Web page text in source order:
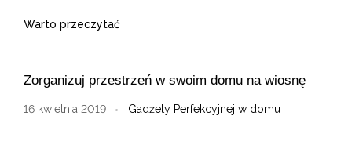
Warto przeczytać
Zorganizuj przestrzeń w swoim domu na wiosnę
16 kwietnia 2019 Gadżety Perfekcyjnej w domu